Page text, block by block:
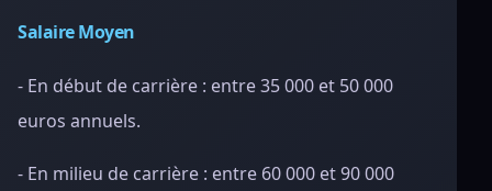
Salaire Moyen
- En début de carrière : entre 35 000 et 50 000
euros annuels.
- En milieu de carrière : entre 60 000 et 90 000